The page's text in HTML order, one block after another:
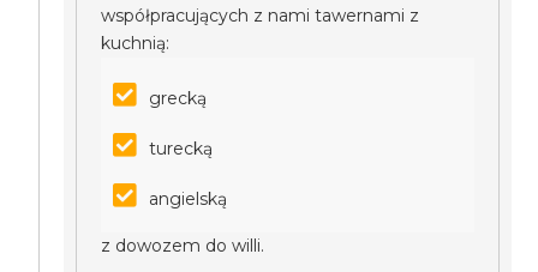
współpracujących z nami tawernami z
kuchnią:
grecką
turecką
angielską
z dowozem do willi.